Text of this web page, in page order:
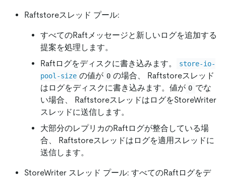
Raftstoreスレッド プール:
すべてのRaftメッセージと新しいログを追加する
提案を処理します。
Raftログをディスクに書き込みます。
store-io-
pool-size の値が 0 の場合、 Raftstoreスレッド
はログをディスクに書き込みます。値が 0 でな
い場合、 RaftstoreスレッドはログをStoreWriter
スレッドに送信します。
大部分のレプリカのRaftログが整合している場
合、 Raftstoreスレッドはログを適用スレッドに
送信します。
StoreWriter スレッド プール: すべてのRaftログをデ